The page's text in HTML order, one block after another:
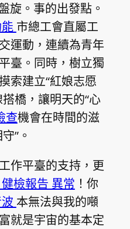
旋。事的出發點。
市總工會直屬工
運動，連續為青年
臺。同時，樹立獨
索建立“紅娘志愿
橋，讓明天的“心
查機會在時間的滋
”。
作平臺的支持，更
檢報告 異常 ！你
本無法與我的噸
就是宇宙的基本定